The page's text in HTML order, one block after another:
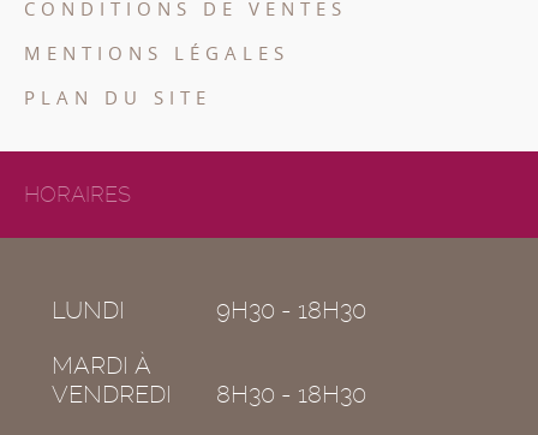
CONDITIONS DE VENTES
MENTIONS LÉGALES
PLAN DU SITE
HORAIRES
LUNDI
9H30 - 18H30
MARDI À
VENDREDI
8H30 - 18H30